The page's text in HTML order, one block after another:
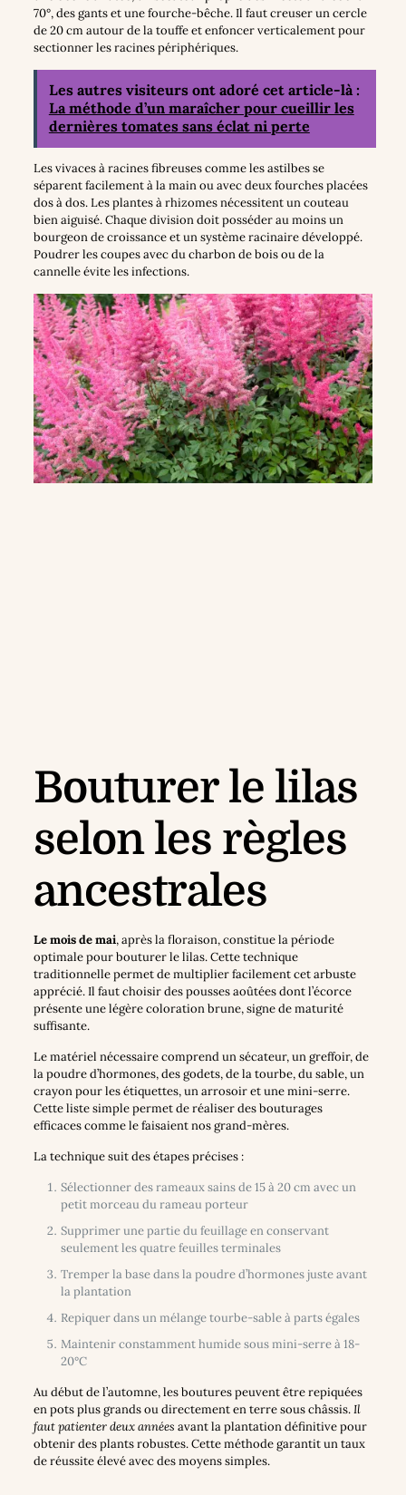
70°, des gants et une fourche-bêche. Il faut creuser un cercle
de 20 cm autour de la touffe et enfoncer verticalement pour
sectionner les racines périphériques.
Les autres visiteurs ont adoré cet article-là :
La méthode d’un maraîcher pour cueillir les
dernières tomates sans éclat ni perte
Les vivaces à racines fibreuses comme les astilbes se
séparent facilement à la main ou avec deux fourches placées
dos à dos. Les plantes à rhizomes nécessitent un couteau
bien aiguisé. Chaque division doit posséder au moins un
bourgeon de croissance et un système racinaire développé.
Poudrer les coupes avec du charbon de bois ou de la
cannelle évite les infections.
Bouturer le lilas
selon les règles
ancestrales
Le mois de mai, après la floraison, constitue la période
optimale pour bouturer le lilas. Cette technique
traditionnelle permet de multiplier facilement cet arbuste
apprécié. Il faut choisir des pousses aoûtées dont l’écorce
présente une légère coloration brune, signe de maturité
suffisante.
Le matériel nécessaire comprend un sécateur, un greffoir, de
la poudre d’hormones, des godets, de la tourbe, du sable, un
crayon pour les étiquettes, un arrosoir et une mini-serre.
Cette liste simple permet de réaliser des bouturages
efficaces comme le faisaient nos grand-mères.
La technique suit des étapes précises :
Sélectionner des rameaux sains de 15 à 20 cm avec un
petit morceau du rameau porteur
Supprimer une partie du feuillage en conservant
seulement les quatre feuilles terminales
Tremper la base dans la poudre d’hormones juste avant
la plantation
Repiquer dans un mélange tourbe-sable à parts égales
Maintenir constamment humide sous mini-serre à 18-
20°C
Au début de l’automne, les boutures peuvent être repiquées
en pots plus grands ou directement en terre sous châssis.Il
faut patienter deux années avant la plantation définitive pour
obtenir des plants robustes. Cette méthode garantit un taux
de réussite élevé avec des moyens simples.